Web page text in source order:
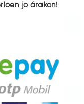
jó árakon!